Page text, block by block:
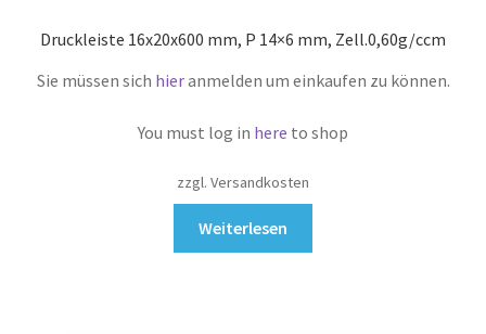
Druckleiste 16x20x600 mm, P 14×6 mm, Zell.0,60g/ccm
Sie müssen sich hieranmelden um einkaufen zu können.
You must log in here to shop
zzgl. Versandkosten
Weiterlesen